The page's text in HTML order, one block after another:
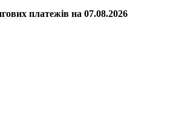
платежів на 07.08.2026